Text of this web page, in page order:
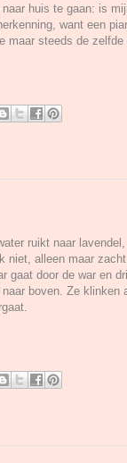
huis te gaan: is
want een
maar steeds de
ruikt naar
niet, alleen maar
gaat door de war en
boven. Ze klinken